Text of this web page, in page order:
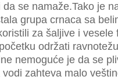
da se namaže.Tako je
grupa crnaca sa
za šaljive i vesele
održati
nemoguće je da se
vodi zahteva malo